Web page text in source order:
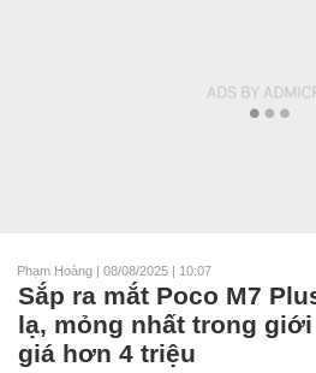
Phạm Hoàng | 08/08/2025 | 10:07
Sắp ra mắt Poco M7
lạ, mỏng nhất trong
giá hơn 4 triệu